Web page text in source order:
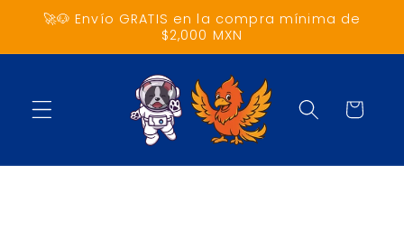
directamente
🚀🐶 Envío GRATIS en la compra mínima de
$2,000 MXN
Carrito